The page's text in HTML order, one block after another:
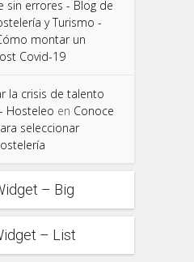
sin errores - Blog de
y Turismo -
montar un
Covid-19
la crisis de talento
Hosteleo en Conoce
seleccionar
– Big
– List